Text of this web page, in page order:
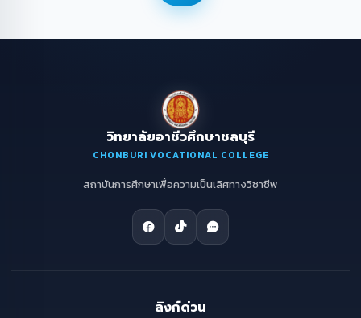
วิทยาลัยอาชีวศึกษาชลบุรี
CHONBURI VOCATIONAL COLLEGE
สถาบันการศึกษาเพื่อความเป็นเลิศทางวิชาชีพ
ลิงก์ด่วน